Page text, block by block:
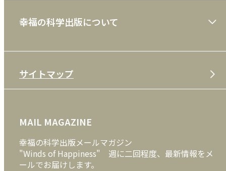
雑誌
CD
DVD・ブルーレイ
外国語
利用規約
特定商取引法
プライバシーポリシー
クッキーポリシー
幸福の科学出版について
メディア・ライブラリー
サイトマップ
MAIL MAGAZINE
幸福の科学出版メールマガジン
"Winds of Happiness" 週に二回程度、最新情報をメ
ールでお届けします。